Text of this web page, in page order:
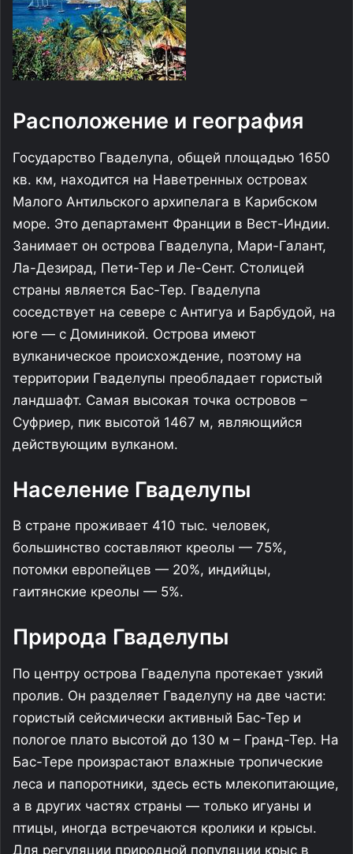
Расположение и география
Государство Гваделупа, общей площадью 1650
кв. км, находится на Наветренных островах
Малого Антильского архипелага в Карибском
море. Это департамент Франции в Вест-Индии.
Занимает он острова Гваделупа, Мари-Галант,
Ла-Дезирад, Пети-Тер и Ле-Сент. Столицей
страны является Бас-Тер. Гваделупа
соседствует на севере с Антигуа и Барбудой, на
юге — с Доминикой. Острова имеют
вулканическое происхождение, поэтому на
территории Гваделупы преобладает гористый
ландшафт. Самая высокая точка островов –
Суфриер, пик высотой 1467 м, являющийся
действующим вулканом.
Население Гваделупы
В стране проживает 410 тыс. человек,
большинство составляют креолы — 75%,
потомки европейцев — 20%, индийцы,
гаитянские креолы — 5%.
Природа Гваделупы
По центру острова Гваделупа протекает узкий
пролив. Он разделяет Гваделупу на две части:
гористый сейсмически активный Бас-Тер и
пологое плато высотой до 130 м – Гранд-Тер. На
Бас-Тере произрастают влажные тропические
леса и папоротники, здесь есть млекопитающие,
а в других частях страны — только игуаны и
птицы, иногда встречаются кролики и крысы.
Для регуляции природной популяции крыс в